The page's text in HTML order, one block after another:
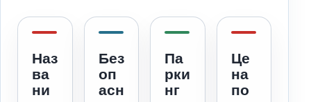
Наз
ва
ни
Без
оп
асн
Па
рки
нг
Це
на
по